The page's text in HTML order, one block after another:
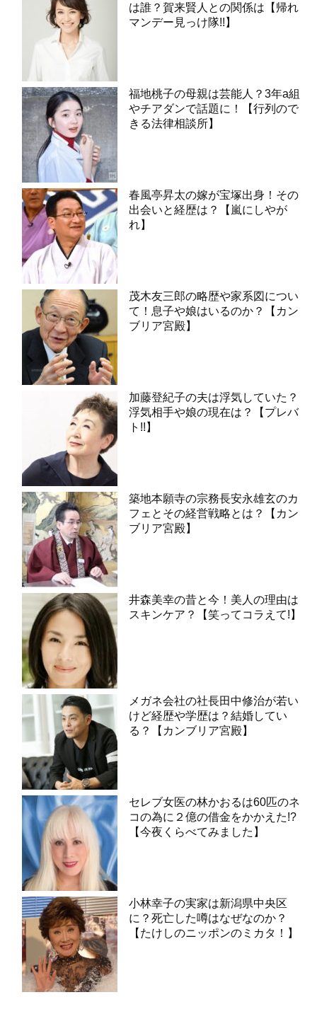
は誰？賀来賢人との関係は【帰れ
マンデー見っけ隊!!】
福地桃子の母親は芸能人？3年a組
やチアダンで話題に！【行列ので
きる法律相談所】
春風亭昇太の嫁が宝塚出身！その
出会いと経歴は？【嵐にしやが
れ】
茂木友三郎の略歴や家系図につい
て！息子や娘はいるのか？【カン
ブリア宮殿】
加藤登紀子の夫は浮気していた？
浮気相手や娘の現在は？【プレバ
ト!!】
築地本願寺の宗務長安永雄玄のカ
フェとその経営戦略とは？【カン
ブリア宮殿】
井森美幸の昔と今！美人の理由は
スキンケア？【笑ってコラえて!】
メガネ会社の社長田中修治が若い
けど経歴や学歴は？結婚してい
る？【カンブリア宮殿】
セレブ女医の林かおるは60匹のネ
コの為に２億の借金をかかえた!?
【今夜くらべてみました】
小林幸子の実家は新潟県中央区
に？死亡した噂はなぜなのか？
【たけしのニッポンのミカタ！】